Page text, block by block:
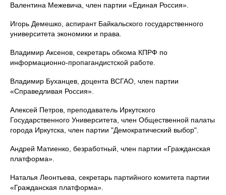
Валентина Межевича, член партии «Единая Россия».
Игорь Демешко, аспирант Байкальского государственного
университета экономики и права.
Владимир Аксенов, секретарь обкома КПРФ по
информационно-пропагандистской работе.
Владимир Буханцев, доцента ВСГАО, член партии
«Справедливая Россия».
Алексей Петров, преподаватель Иркутского
Государственного Университета, член Общественной палаты
города Иркутска, член партии "Демократический выбор".
Андрей Матиенко, безработный, член партии «Гражданская
платформа».
Наталья Леонтьева, секретарь партийного комитета партии
«Гражданская платформа».